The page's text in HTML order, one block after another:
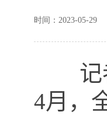
时间：2023-05-29
记者
4月，